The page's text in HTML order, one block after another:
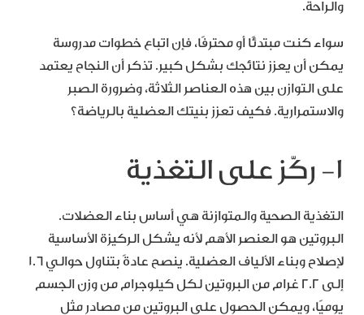
والراحة.
سواء كنت مبتدئًا أو محترفًا، فإن اتباع خطوات مدروسة
يمكن أن يعزز نتائجك بشكل كبير. تذكر أن النجاح يعتمد
على التوازن بين هذه العناصر الثلاثة، وضرورة الصبر
والاستمرارية. فكيف تعزز بنيتك العضلية بالرياضة؟
1- ركّز على التغذية
التغذية الصحية والمتوازنة هي أساس بناء العضلات.
البروتين هو العنصر الأهم لأنه يشكل الركيزة الأساسية
لإصلاح وبناء الألياف العضلية. ينصح عادةً بتناول حوالي 1.6
إلى 2.2 غرام من البروتين لكل كيلوجرام من وزن الجسم
يوميًا، ويمكن الحصول على البروتين من مصادر مثل